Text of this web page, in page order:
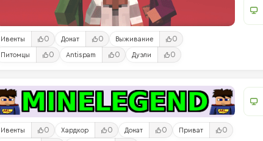
Ивенты 0 Донат 0 Выживание 0
Питомцы 0 Antispam 0 Дуэли 0
Ивенты 0 Хардкор 0 Донат 0 Приват 0